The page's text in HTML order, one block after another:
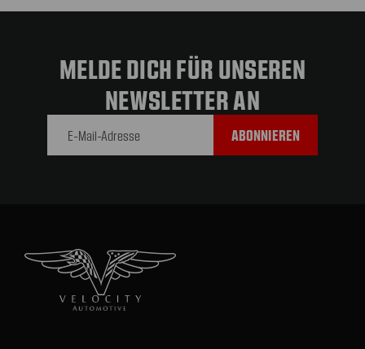
MELDE DICH FÜR UNSEREN
NEWSLETTER AN